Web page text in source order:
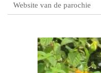
Website van de parochie